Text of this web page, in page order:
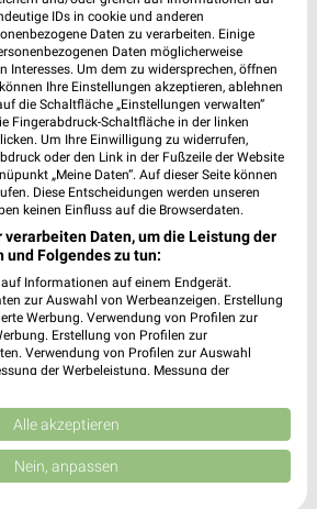
km 35,7 km
Angebote ab 03.08.
Gültig bis Sa. 08.08.
Globus
IDs in cookie und anderen
Daten zu verarbeiten. Einige
Daten möglicherweise
Interesses. Um dem zu widersprechen, öffnen
Ihre Einstellungen akzeptieren, ablehnen
die Schaltfläche „Einstellungen verwalten“
Fingerabdruck-Schaltfläche in der linken
Um Ihre Einwilligung zu widerrufen,
oder den Link in der Fußzeile der Website
„Meine Daten“. Auf dieser Seite können
Diese Entscheidungen werden unseren
keinen Einfluss auf die Browserdaten.
verarbeiten Daten, um die Leistung der
und Folgendes zu tun:
Informationen auf einem Endgerät.
zur Auswahl von Werbeanzeigen. Erstellung
Werbung. Verwendung von Profilen zur
Erstellung von Profilen zur
Verwendung von Profilen zur Auswahl
der Werbeleistung. Messung der
verschiedenen Quellen. Entwicklung und
Verwendung reduzierter Daten zur Auswahl
Europäischen Union weitergegeben und in die
Alle akzeptieren
Nein, anpassen